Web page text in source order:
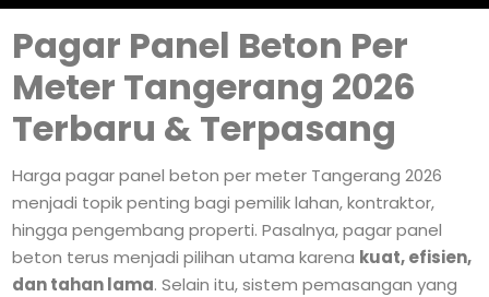
Pagar Panel Beton Per
Meter Tangerang 2026
Terbaru & Terpasang
Harga pagar panel beton per meter Tangerang 2026
menjadi topik penting bagi pemilik lahan, kontraktor,
hingga pengembang properti. Pasalnya, pagar panel
beton terus menjadi pilihan utama karena kuat, efisien,
dan tahan lama. Selain itu, sistem pemasangan yang